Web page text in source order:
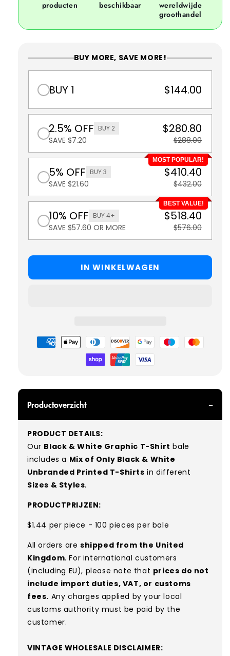
producten
beschikbaar
wereldwijde
groothandel
BUY MORE, SAVE MORE!
BUY 1 $144.00
2.5% OFF BUY 2
SAVE $7.20
$280.80
$288.00
MOST POPULAR!
5% OFF BUY 3
SAVE $21.60
$410.40
$432.00
BEST VALUE!
10% OFF BUY 4+
SAVE $57.60 OR MORE
$518.40
$576.00
IN WINKELWAGEN
Betaalmethoden
Productoverzicht
PRODUCT DETAILS:
Our Black & White Graphic T-Shirt bale
includes a Mix of Only Black & White
Unbranded Printed T-Shirts in different
Sizes & Styles.
PRODUCTPRIJZEN:
$1.44 per piece - 100 pieces per bale
All orders are shipped from the United
Kingdom. For international customers
(including EU), please note that prices do not
include import duties, VAT, or customs
fees. Any charges applied by your local
customs authority must be paid by the
customer.
VINTAGE WHOLESALE DISCLAIMER: